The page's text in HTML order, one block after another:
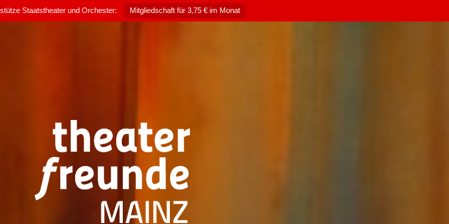
Staatstheater und Orchester: Mitgliedschaft für 3,75 € im Monat